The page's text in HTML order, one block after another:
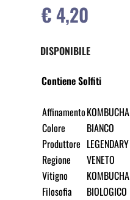
€ 4,20
DISPONIBILE
Contiene Solfiti
Affinamento
Colore
BIANCO
Produttore
Regione
VENETO
Vitigno
Filosofia
BIOLOGICO